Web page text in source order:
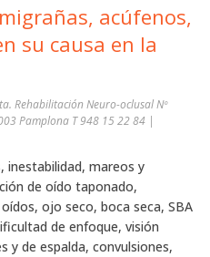
la
inestabilidad, mareos y
de oído taponado,
ojo seco, boca seca, SBA
de enfoque, visión
y de espalda, convulsiones,